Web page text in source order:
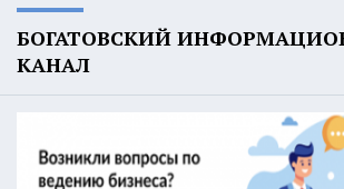
БОГАТОВСКИЙ
КАНАЛ